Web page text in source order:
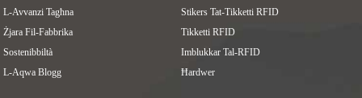
L-Avvanzi Tagħna
Żjara Fil-Fabbrika
Sostenibbiltà
L-Aqwa Blogg
Stikers Tat-Tikketti RFID
Tikketti RFID
Imblukkar Tal-RFID
Ħardwer